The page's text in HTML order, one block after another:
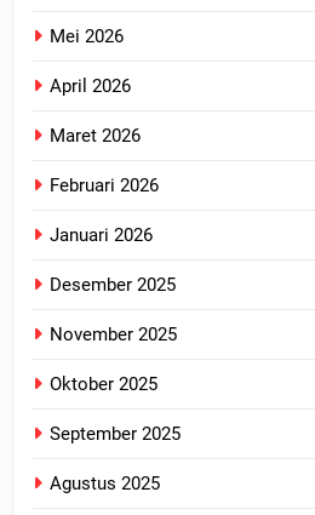
Mei 2026
April 2026
Maret 2026
Februari 2026
Januari 2026
Desember 2025
November 2025
Oktober 2025
September 2025
Agustus 2025